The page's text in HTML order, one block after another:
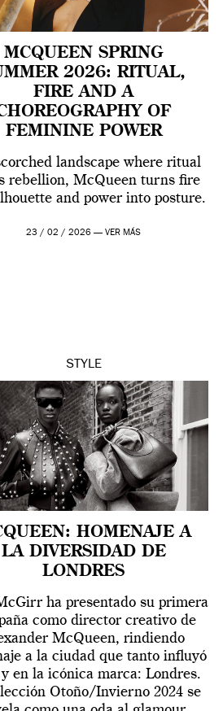
MCQUEEN SPRING
2026: RITUAL,
FIRE AND A
OF
FEMININE POWER
landscape where ritual
rebellion, McQueen turns fire
and power into posture.
23 / 02 / 2026 —VER MÁS
STYLE
HOMENAJE A
LA DIVERSIDAD DE
LONDRES
ha presentado su primera
como director creativo de
McQueen, rindiendo
a la ciudad que tanto influyó
en la icónica marca: Londres.
Otoño/Invierno 2024 se